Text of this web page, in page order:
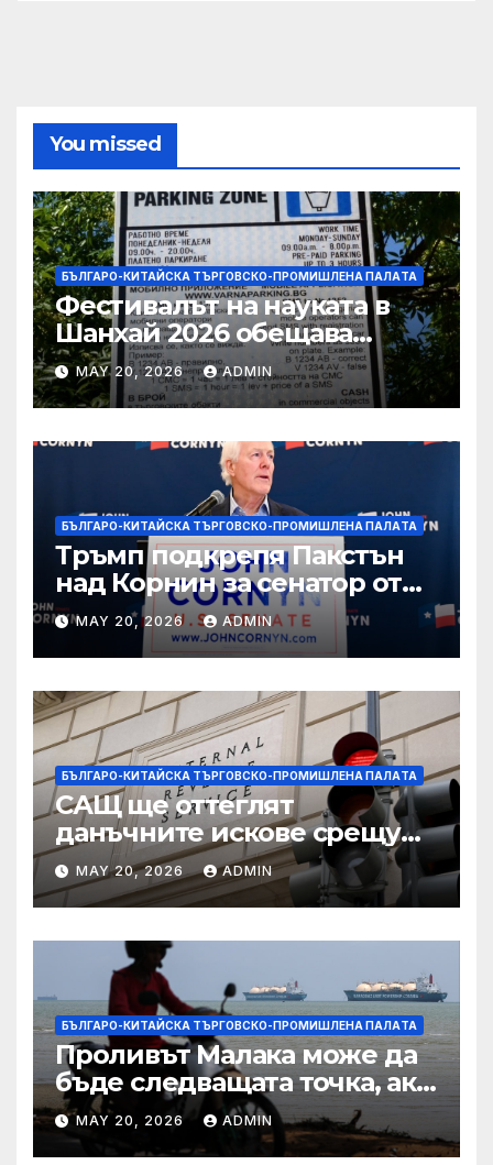
You missed
БЪЛГАРО-КИТАЙСКА ТЪРГОВСКО-ПРОМИШЛЕНА ПАЛAТА
Фестивалът на науката в
Шанхай 2026 обещава
вълнуващи научно-
технологични иновации
MAY 20, 2026 ADMIN
БЪЛГАРО-КИТАЙСКА ТЪРГОВСКО-ПРОМИШЛЕНА ПАЛAТА
Тръмп подкрепя Пакстън
над Корнин за сенатор от
Тексас в шокираща
подкрепа
MAY 20, 2026 ADMIN
БЪЛГАРО-КИТАЙСКА ТЪРГОВСКО-ПРОМИШЛЕНА ПАЛAТА
САЩ ще оттеглят
данъчните искове срещу
Тръмп „завинаги“ в
сделката за съдебно дело с
IRS
MAY 20, 2026 ADMIN
БЪЛГАРО-КИТАЙСКА ТЪРГОВСКО-ПРОМИШЛЕНА ПАЛAТА
Проливът Малака може да
бъде следващата точка, ако
Азия не внимава
MAY 20, 2026 ADMIN